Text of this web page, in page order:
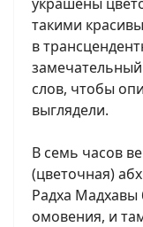
такими
в
замечательный
слов, чтобы
выглядели.
В семь часов
(цветочная)
Радха Мадхавы
омовения, и